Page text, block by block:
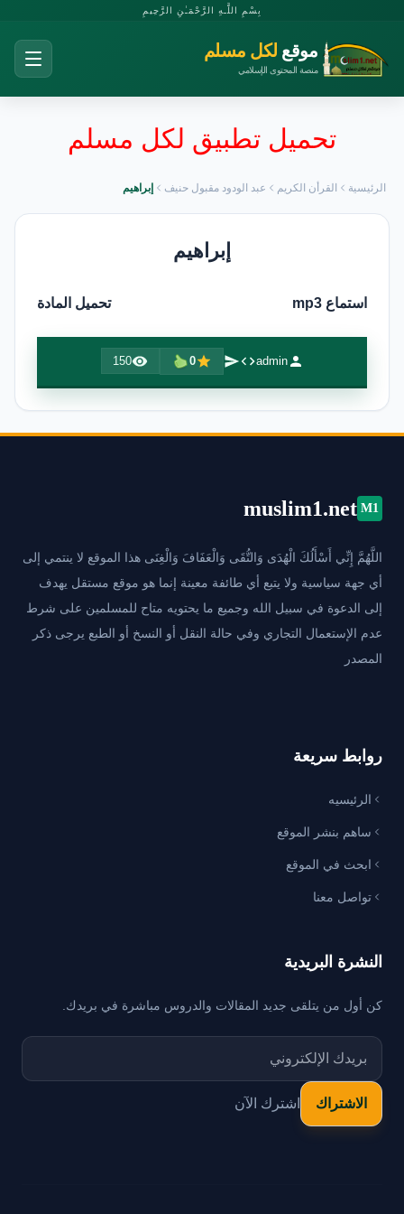
بِسْمِ اللَّـهِ الرَّحْمَـٰنِ الرَّحِيمِ
موقع لكل مسلم
منصة المحتوى الإسلامي
تحميل تطبيق لكل مسلم
الرئيسية القرأن الكريم عبد الودود مقبول حنيف إبراهيم
إبراهيم
استماع mp3 تحميل المادة
admin
0
150
M1
muslim1.net
اللَّهُمَّ إِنِّي أَسْأَلُكَ الْهُدَى وَالتُّقَى وَالْعَفَافَ وَالْغِنَى هذا الموقع لا ينتمي إلى
أي جهة سياسية ولا يتبع أي طائفة معينة إنما هو موقع مستقل يهدف
إلى الدعوة في سبيل الله وجميع ما يحتويه متاح للمسلمين على شرط
عدم الإستعمال التجاري وفي حالة النقل أو النسخ أو الطبع يرجى ذكر
المصدر
روابط سريعة
الرئيسيه
ساهم بنشر الموقع
ابحث في الموقع
تواصل معنا
النشرة البريدية
كن أول من يتلقى جديد المقالات والدروس مباشرة في بريدك.
اشترك الآن